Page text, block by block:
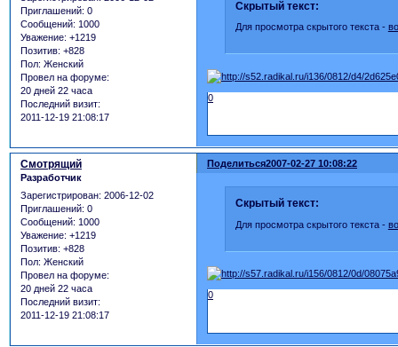
Приглашений: 0
Сообщений: 1000
Уважение: +1219
Позитив: +828
Пол: Женский
Провел на форуме:
20 дней 22 часа
Последний визит:
2011-12-19 21:08:17
Скрытый текст:
Для просмотра скрытого текста -
0
Поделиться2007-02-27 10:08:22
Смотрящий
Разработчик
Зарегистрирован: 2006-12-02
Приглашений: 0
Сообщений: 1000
Уважение: +1219
Позитив: +828
Пол: Женский
Провел на форуме:
20 дней 22 часа
Последний визит:
2011-12-19 21:08:17
Скрытый текст:
Для просмотра скрытого текста -
0